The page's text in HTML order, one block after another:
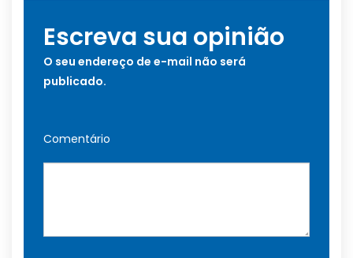
Escreva sua opinião
O seu endereço de e-mail não será
publicado.
Comentário